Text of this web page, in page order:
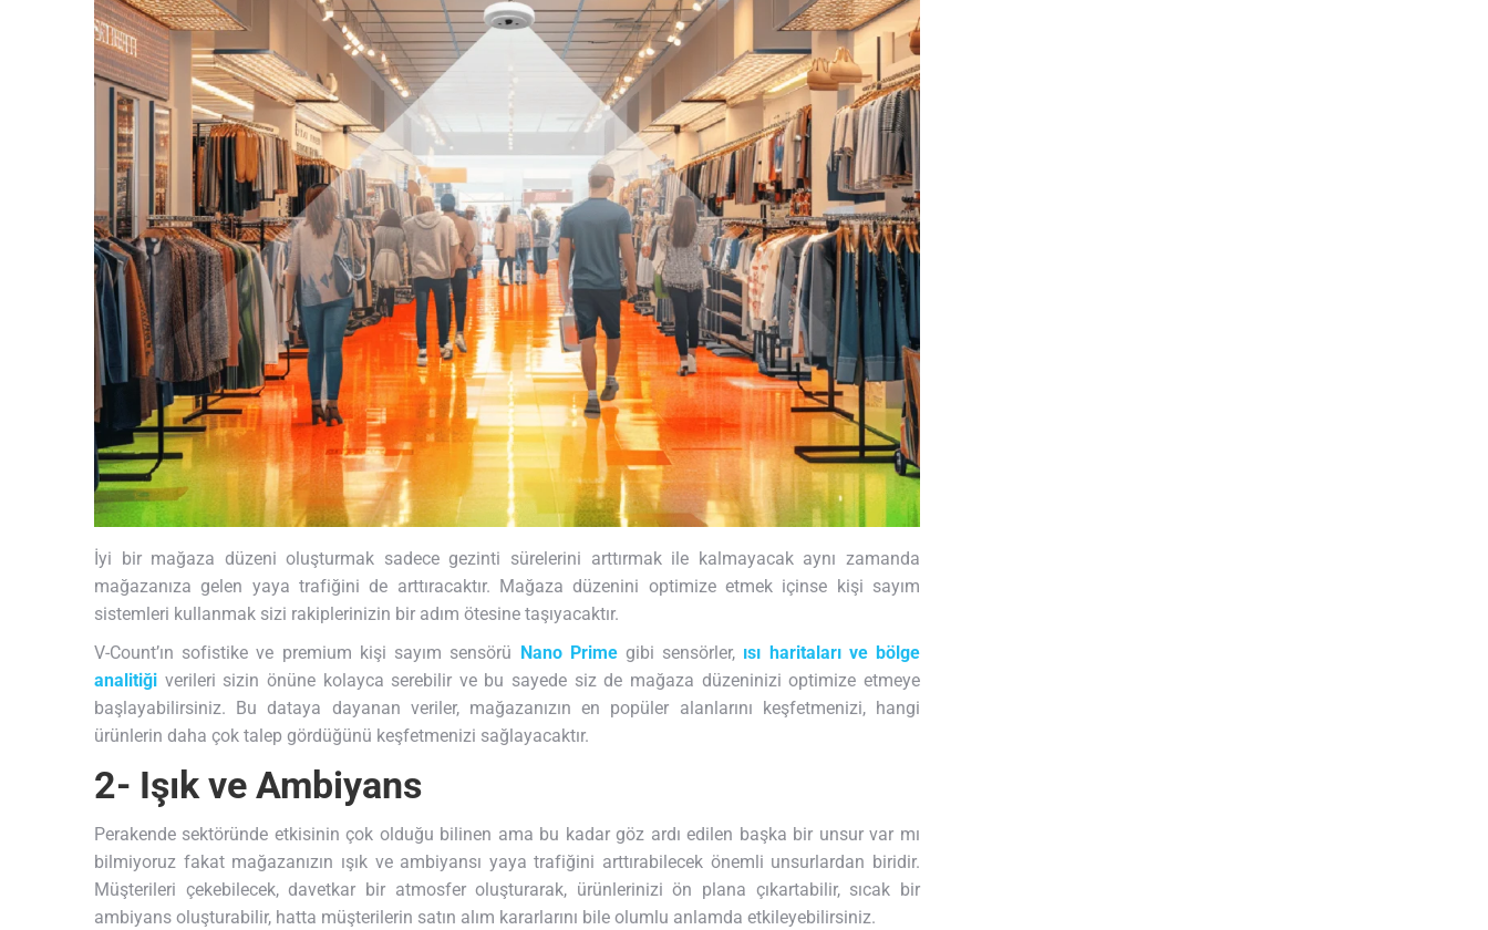
İyi bir mağaza düzeni oluşturmak sadece gezinti sürelerini arttırmak ile kalmayacak aynı zamanda
mağazanıza gelen yaya trafiğini de arttıracaktır. Mağaza düzenini optimize etmek içinse kişi sayım
sistemleri kullanmak sizi rakiplerinizin bir adım ötesine taşıyacaktır.
V-Count’ın sofistike ve premium kişi sayım sensörü
Nano Primegibi sensörler, ısı haritaları ve bölge
analitiği verileri sizin önüne kolayca serebilir ve bu sayede siz de mağaza düzeninizi optimize etmeye
başlayabilirsiniz. Bu dataya dayanan veriler, mağazanızın en popüler alanlarını keşfetmenizi, hangi
ürünlerin daha çok talep gördüğünü keşfetmenizi sağlayacaktır.
2- Işık ve Ambiyans
Perakende sektöründe etkisinin çok olduğu bilinen ama bu kadar göz ardı edilen başka bir unsur var mı
bilmiyoruz fakat mağazanızın ışık ve ambiyansı yaya trafiğini arttırabilecek önemli unsurlardan biridir.
Müşterileri çekebilecek, davetkar bir atmosfer oluşturarak, ürünlerinizi ön plana çıkartabilir, sıcak bir
ambiyans oluşturabilir, hatta müşterilerin satın alım kararlarını bile olumlu anlamda etkileyebilirsiniz.